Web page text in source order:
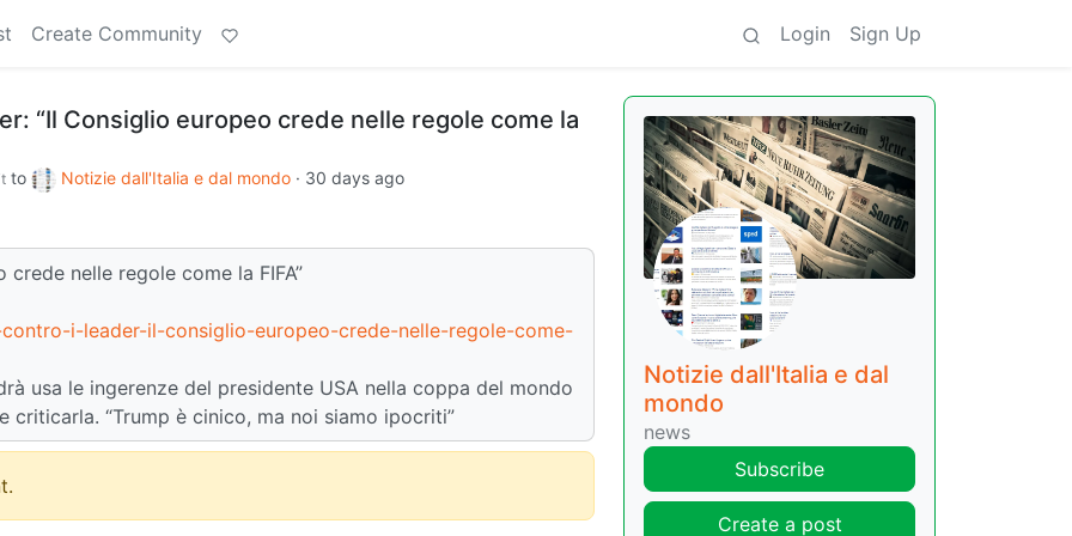
Create Community Login Sign Up
“Il Consiglio europeo crede nelle regole come la
to Notizie dall'Italia e dal mondo · 30 days ago
nelle regole come la FIFA”
i-leader-il-consiglio-europeo-crede-nelle-regole-come-
usa le ingerenze del presidente USA nella coppa del mondo
criticarla. “Trump è cinico, ma noi siamo ipocriti”
Notizie dall'Italia e dal
mondo
news
Subscribe
Create a post